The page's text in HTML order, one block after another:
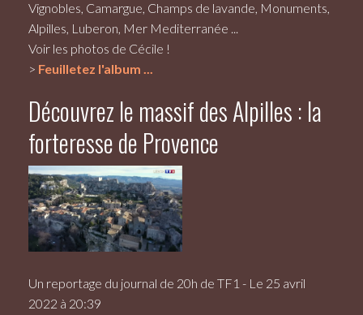
Vignobles, Camargue, Champs de lavande, Monuments,
Alpilles, Luberon, Mer Mediterranée ...
Voir les photos de Cécile !
> Feuilletez l'album ...
Découvrez le massif des Alpilles : la
forteresse de Provence
Un reportage du journal de 20h de TF1 - Le 25 avril
2022 à 20:39